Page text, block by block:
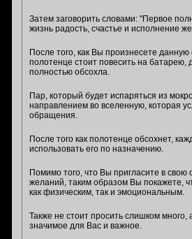
Затем заговорить словами: "Первое
жизнь радость, счастье и исполнение
После того, как Вы произнесете
полотенце стоит повесить на батарею,
полностью обсохла.
Пар, который будет испаряться из
направлением во вселенную, которая
обращения.
После того как полотенце обсохнет,
использовать его по назначению.
Помимо того, что Вы пригласите в свою
желаний, таким образом Вы покажете,
как физическим, так и эмоциональным.
Также не стоит просить слишком много,
значимое для Вас и важное.